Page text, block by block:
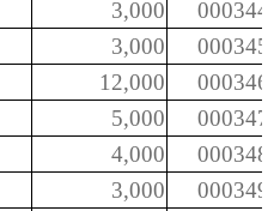
3,000
000344
3,000
000345
12,000
000346
5,000
000347
4,000
000348
3,000
000349